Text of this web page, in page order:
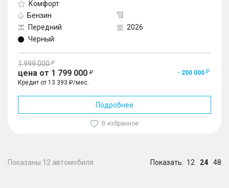
Комфорт
Бензин
Передний
2026
Черный
1 999 000
цена от 1 799 000
- 200 000
Кредит от 13 393 ₽/мес.
Подробнее
В избранное
Показаны 12 автомобиля Показать: 12 24 48